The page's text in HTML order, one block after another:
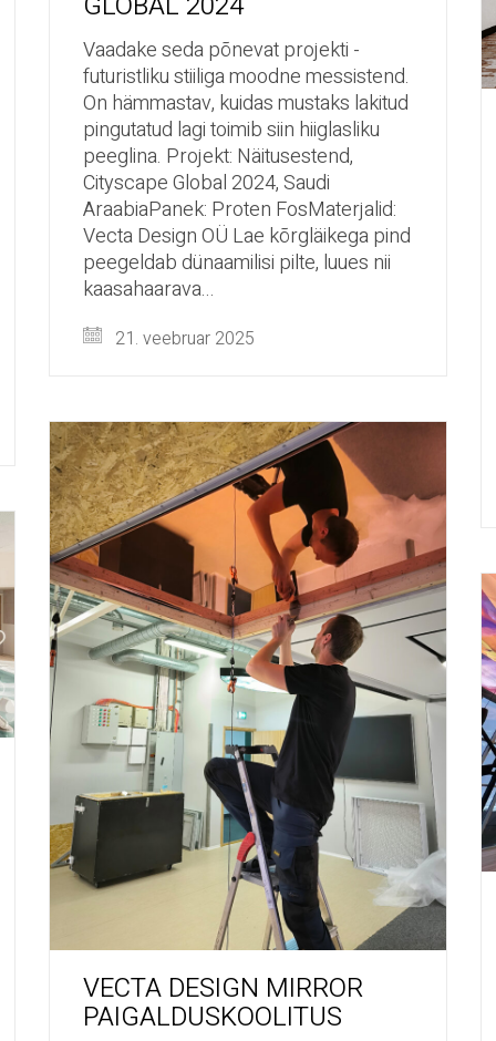
Vaadake seda põnevat projekti -
futuristliku stiiliga moodne messistend.
On hämmastav, kuidas mustaks lakitud
pingutatud lagi toimib siin hiiglasliku
peeglina. Projekt: Näitusestend,
Cityscape Global 2024, Saudi
AraabiaPanek: Proten FosMaterjalid:
Vecta Design OÜ Lae kõrgläikega pind
peegeldab dünaamilisi pilte, luues nii
kaasahaarava...
21. veebruar 2025
VECTA DESIGN MIRROR
PAIGALDUSKOOLITUS